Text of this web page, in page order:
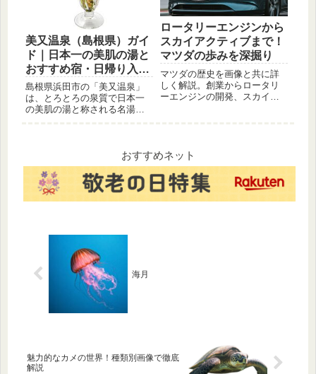
美又温泉（島根県）ガイ
ド｜日本一の美肌の湯と
おすすめ宿・日帰り入浴
施設
島根県浜田市の「美又温泉」
は、とろとろの泉質で日本一
の美肌の湯と称される名湯。
魅力を詳しく解説します。
ロータリーエンジンから
スカイアクティブまで！
マツダの歩みを深掘り
マツダの歴史を画像と共に詳
しく解説。創業からロータリ
ーエンジンの開発、スカイア
7など、名車たちの歴史も紹
介。自動車好き必見の内容で
す
おすすめネット
海月
魅力的なカメの世界！種類別画像で徹底
解説